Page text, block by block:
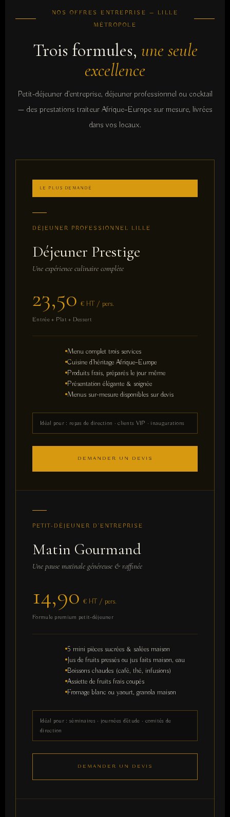
NOS OFFRES ENTREPRISE — LILLE
MÉTROPOLE
Trois formules, une seule
excellence
Petit-déjeuner d'entreprise, déjeuner professionnel ou cocktail
— des prestations traiteur Afrique–Europe sur mesure, livrées
dans vos locaux.
PETIT-DÉJEUNER D'ENTREPRISE
Matin Gourmand
Une pause matinale généreuse & raffinée
14,90 € HT / pers.
Formule premium petit-déjeuner
5 mini pièces sucrées & salées maison
Jus de fruits pressés ou jus faits maison, eau
Boissons chaudes (café, thé, infusions)
Assiette de fruits frais coupés
Fromage blanc ou yaourt, granola maison
Idéal pour : séminaires · journées d'étude · comités de
direction
DEMANDER UN DEVIS
LE PLUS DEMANDÉ
DÉJEUNER PROFESSIONNEL LILLE
Déjeuner Prestige
Une expérience culinaire complète
23,50 € HT / pers.
Entrée + Plat + Dessert
Menu complet trois services
Cuisine d'héritage Afrique–Europe
Produits frais, préparés le jour même
Présentation élégante & soignée
Menus sur-mesure disponibles sur devis
Idéal pour : repas de direction · clients VIP · inaugurations
DEMANDER UN DEVIS